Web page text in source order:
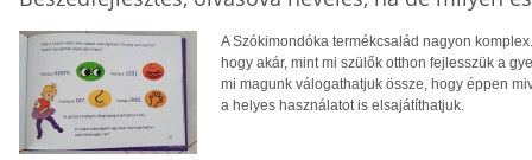
A Szókimondóka termékcsalád nagyon
hogy akár, mint mi szülők otthon fejlesszük a
mi magunk válogathatjuk össze, hogy éppen
a helyes használatot is elsajátíthatjuk.